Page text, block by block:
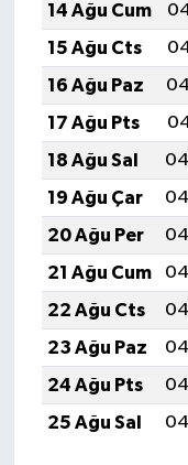
14 Ağu Cum
15 Ağu Cts
16 Ağu Paz
17 Ağu Pts
18 Ağu Sal
19 Ağu Çar
20 Ağu Per
21 Ağu Cum
22 Ağu Cts
23 Ağu Paz
24 Ağu Pts
25 Ağu Sal